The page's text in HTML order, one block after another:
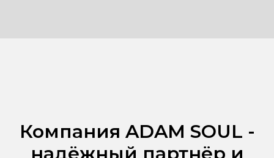
Компания ADAM SOUL -
надёжный партнёр и